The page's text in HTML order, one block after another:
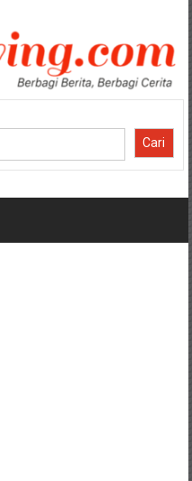
Cari